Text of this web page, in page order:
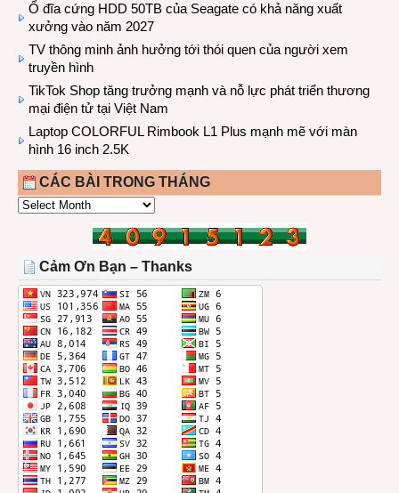
Ổ đĩa cứng HDD 50TB của Seagate có khả năng xuất
xưởng vào năm 2027
TV thông minh ảnh hưởng tới thói quen của người xem
truyền hình
TikTok Shop tăng trưởng mạnh và nỗ lực phát triển thương
mại điện tử tại Việt Nam
Laptop COLORFUL Rimbook L1 Plus mạnh mẽ với màn
hình 16 inch 2.5K
CÁC BÀI TRONG THÁNG
CÁC
THÁNG
Cảm Ơn Bạn – Thanks